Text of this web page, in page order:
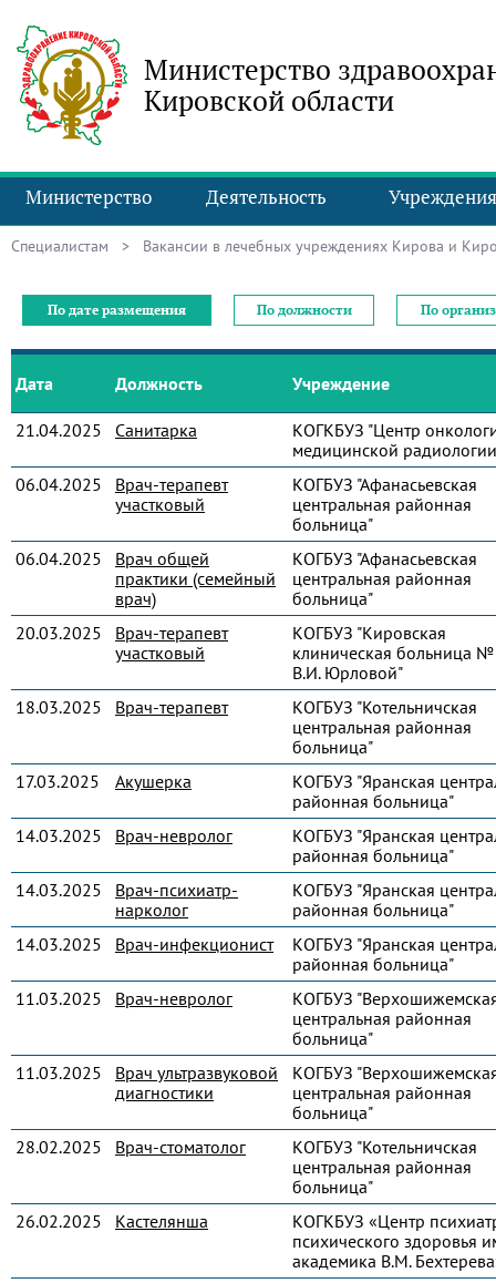
Министерство
Кировской области
Министерство Деятельность Учреждения
Специалистам > Вакансии в лечебных учреждениях Кирова и
По дате размещения По должности По
Дата Должность Учреждение
21.04.2025 Санитарка
КОГКБУЗ "Центр
медицинской
06.04.2025
Врач-терапевт
участковый
КОГБУЗ "Афанасьевская
центральная районная
больница"
06.04.2025
Врач общей
практики (семейный
врач)
КОГБУЗ "Афанасьевская
центральная районная
больница"
20.03.2025
Врач-терапевт
участковый
КОГБУЗ "Кировская
клиническая больница
В.И. Юрловой"
18.03.2025
Врач-терапевт
КОГБУЗ "Котельничская
центральная районная
больница"
17.03.2025
Акушерка
КОГБУЗ "Яранская
районная больница"
14.03.2025
Врач-невролог
КОГБУЗ "Яранская
районная больница"
14.03.2025
Врач-психиатр-
нарколог
КОГБУЗ "Яранская
районная больница"
14.03.2025
Врач-инфекционист
КОГБУЗ "Яранская
районная больница"
11.03.2025
Врач-невролог
КОГБУЗ
центральная районная
больница"
11.03.2025
Врач ультразвуковой
диагностики
КОГБУЗ
центральная районная
больница"
28.02.2025
Врач-стоматолог
КОГБУЗ "Котельничская
центральная районная
больница"
26.02.2025
Кастелянша
КОГКБУЗ «Центр
психического здоровья
академика В.М.